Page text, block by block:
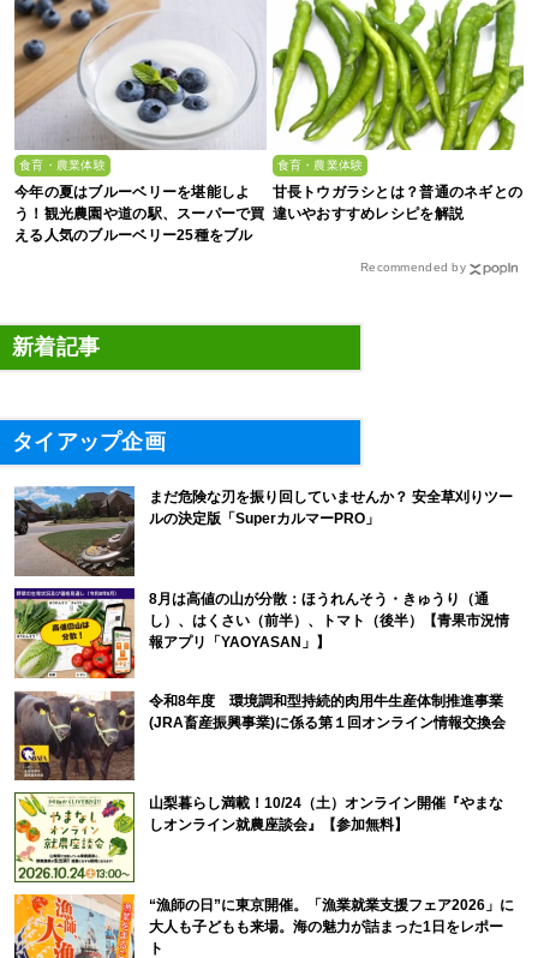
食育・農業体験
今年の夏はブルーベリーを堪能しよ
う！観光農園や道の駅、スーパーで買
える人気のブルーベリー25種をブル
食育・農業体験
甘長トウガラシとは？普通のネギとの
違いやおすすめレシピを解説
Recommended by
新着記事
タイアップ企画
まだ危険な刃を振り回していませんか？ 安全草刈りツー
ルの決定版「SuperカルマーPRO」
8月は高値の山が分散：ほうれんそう・きゅうり（通
し）、はくさい（前半）、トマト（後半）【青果市況情
報アプリ「YAOYASAN」】
令和8年度 環境調和型持続的肉用牛生産体制推進事業
(JRA畜産振興事業)に係る第１回オンライン情報交換会
山梨暮らし満載！10/24（土）オンライン開催『やまな
しオンライン就農座談会』【参加無料】
“漁師の日”に東京開催。「漁業就業支援フェア2026」に
大人も子どもも来場。海の魅力が詰まった1日をレポー
ト